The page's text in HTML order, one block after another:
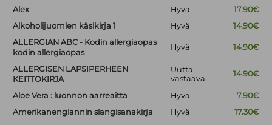
Alex Hyvä
17.90€
Alkoholijuomien käsikirja 1
Hyvä
14.90€
ALLERGIAN ABC - Kodin allergiaopas
kodin allergiaopas
Hyvä 14.90€
ALLERGISEN LAPSIPERHEEN
KEITTOKIRJA
Uutta
vastaava
14.90€
Aloe Vera : luonnon aarreaitta Hyvä
7.90€
Amerikanenglannin slangisanakirja
Hyvä
17.30€